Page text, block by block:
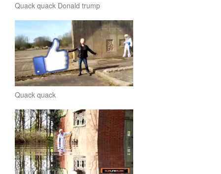
Quack quack Donald trump
Quack quack